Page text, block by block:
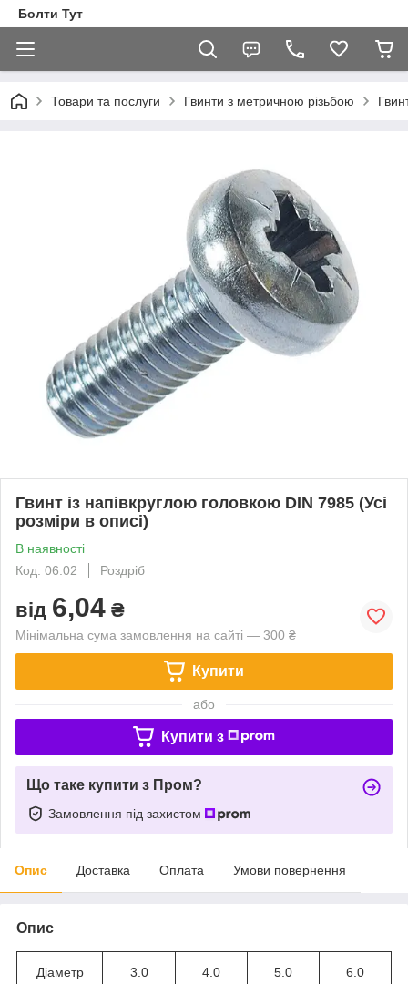
Болти Тут
Товари та послуги Гвинти з метричною різьбою
Гвинт із напівкруглою головкою DIN 7985 (Усі
розміри в описі)
В наявності
Код: 06.02
Роздріб
від 6,04 ₴
Мінімальна сума замовлення на сайті — 300 ₴
Купити
або
Купити з
Що таке купити з Пром?
Замовлення під захистом
Опис Доставка Оплата Умови повернення
Опис
Діаметр
3.0
4.0
5.0
6.0